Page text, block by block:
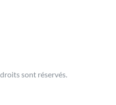
sont réservés.